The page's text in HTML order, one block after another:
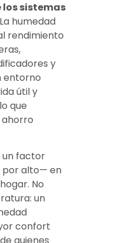
sistemas
humedad
rendimiento
y
entorno
útil y
que
un factor
por alto— en
No
un
confort